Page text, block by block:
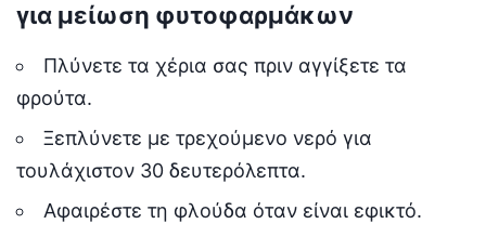
για μείωση φυτοφαρμάκων
Πλύνετε τα χέρια σας πριν αγγίξετε τα
φρούτα.
Ξεπλύνετε με τρεχούμενο νερό για
τουλάχιστον 30 δευτερόλεπτα.
Αφαιρέστε τη φλούδα όταν είναι εφικτό.